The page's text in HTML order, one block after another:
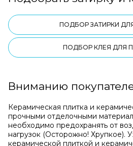
ПОДБОР ЗАТИРКИ
ПОДБОР КЛЕЯ ДЛЯ
Вниманию
Керамическая плитка и
прочными отделочными
необходимо предохранять от
нагрузок (Осторожно! Хрупкое).
керамической плиткой и